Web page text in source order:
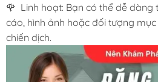
🌹 Linh hoạt: Bạn có thể dễ
cáo, hình ảnh hoặc đối tượng
chiến dịch.